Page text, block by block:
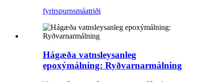
fyrirspurnsmáatriði
Hágæða vatnsleysanleg
epoxýmálning: Ryðvarnarmálning